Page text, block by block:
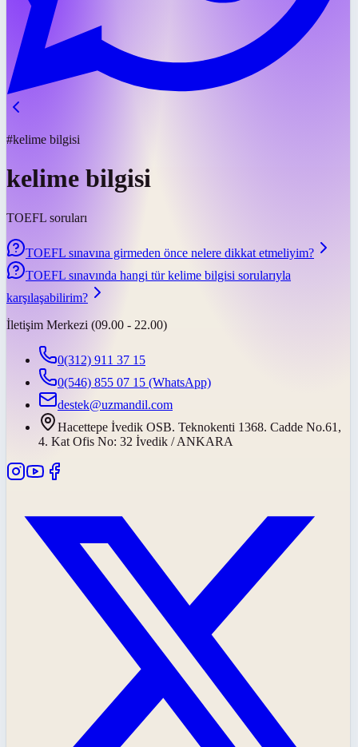
#kelime bilgisi
kelime bilgisi
TOEFL soruları
TOEFL sınavına girmeden önce nelere dikkat etmeliyim?
TOEFL sınavında hangi tür kelime bilgisi sorularıyla
karşılaşabilirim?
İletişim Merkezi (09.00 - 22.00)
0(312) 911 37 15
0(546) 855 07 15 (WhatsApp)
destek@uzmandil.com
Hacettepe İvedik OSB. Teknokenti 1368. Cadde No.61,
4. Kat Ofis No: 32 İvedik / ANKARA